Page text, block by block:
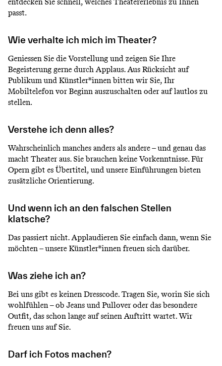
passt.
Wie verhalte ich mich im Theater?
Geniessen Sie die Vorstellung und zeigen Sie Ihre
Begeisterung gerne durch Applaus. Aus Rücksicht auf
Publikum und Künstler*innen bitten wir Sie, Ihr
Mobiltelefon vor Beginn auszuschalten oder auf lautlos zu
stellen.
Verstehe ich denn alles?
Wahrscheinlich manches anders als andere – und genau das
macht Theater aus. Sie brauchen keine Vorkenntnisse. Für
Opern gibt es Übertitel, und unsere Einführungen bieten
zusätzliche Orientierung.
Und wenn ich an den falschen Stellen
klatsche?
Das passiert nicht. Applaudieren Sie einfach dann, wenn Sie
möchten – unsere Künstler*innen freuen sich darüber.
Was ziehe ich an?
Bei uns gibt es keinen Dresscode. Tragen Sie, worin Sie sich
wohlfühlen – ob Jeans und Pullover oder das besondere
Outfit, das schon lange auf seinen Auftritt wartet. Wir
freuen uns auf Sie.
Darf ich Fotos machen?